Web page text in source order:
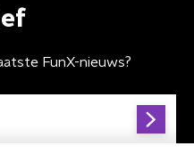
FunX-nieuws?